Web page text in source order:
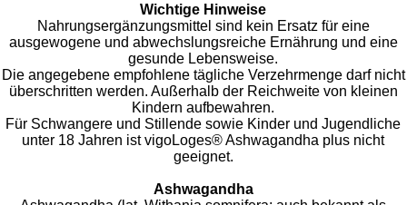
Wichtige Hinweise
Nahrungsergänzungsmittel sind kein Ersatz für eine
ausgewogene und abwechslungsreiche Ernährung und eine
gesunde Lebensweise.
Die angegebene empfohlene tägliche Verzehrmenge darf nicht
überschritten werden. Außerhalb der Reichweite von kleinen
Kindern aufbewahren.
Für Schwangere und Stillende sowie Kinder und Jugendliche
unter 18 Jahren ist vigoLoges® Ashwagandha plus nicht
geeignet.
Ashwagandha